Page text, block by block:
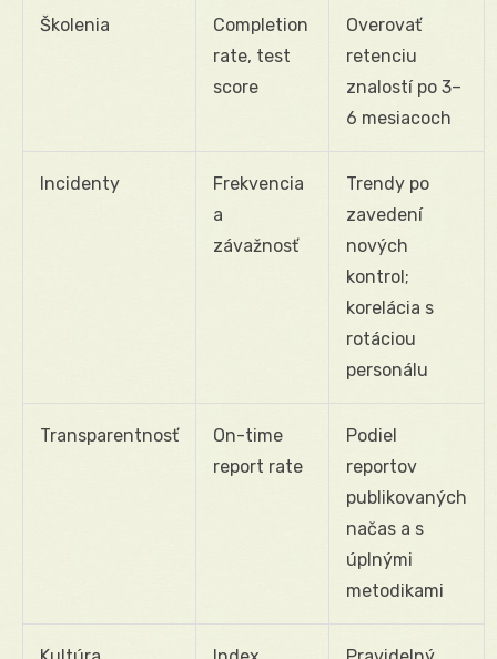
Školenia
Completion
rate, test
score
Overovať
retenciu
znalostí po 3–
6 mesiacoch
Incidenty
Frekvencia
a
závažnosť
Trendy po
zavedení
nových
kontrol;
korelácia s
rotáciou
personálu
Transparentnosť
On-time
report rate
Podiel
reportov
publikovaných
načas a s
úplnými
metodikami